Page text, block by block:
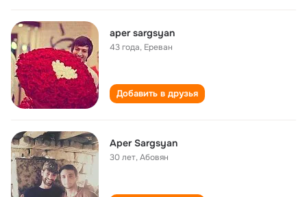
aper sargsyan
43 года, Ереван
Добавить в друзья
Aper Sargsyan
30 лет,Абовян